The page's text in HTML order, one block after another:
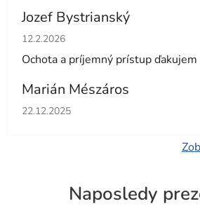
Jozef Bystrianský
Hodnotenie obchodu je 5 z 5
12.2.2026
Ochota a príjemný prístup ďakujem
Marián Mészáros
Hodnotenie obchodu je 5 z 5
22.12.2025
Naposledy